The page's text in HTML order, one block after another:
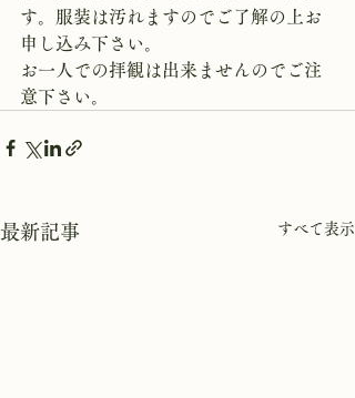
す。服装は汚れますのでご了解の上お
申し込み下さい。
お一人での拝観は出来ませんのでご注
意下さい。
最新記事 すべて表示